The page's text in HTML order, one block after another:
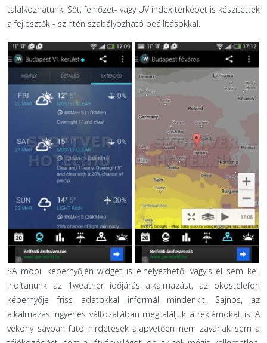
találkozhatunk. Sőt, felhőzet- vagy UV index térképet is készítettek
a fejlesztők - szintén szabályozható beállításokkal.
SA mobil képernyőjén widget is elhelyezhető, vagyis el sem kell
indítanunk az 1weather időjárás alkalmazást, az okostelefon
képernyője friss adatokkal informál mindenkit. Sajnos, az
alkalmazás ingyenes változatában megtaláljuk a reklámokat is. A
vékony sávban futó hirdetések alapvetően nem zavarják sem a